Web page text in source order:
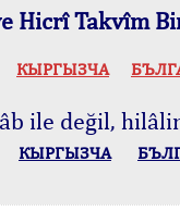
Hicrî Takvîm
КЫPГЫЗЧA
ile değil,
КЫPГЫЗЧA